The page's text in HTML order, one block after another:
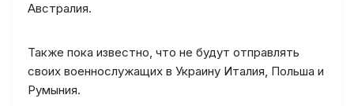
Австралия.
Также пока известно, что не будут отправлять
своих военнослужащих в Украину Италия, Польша и
Румыния.